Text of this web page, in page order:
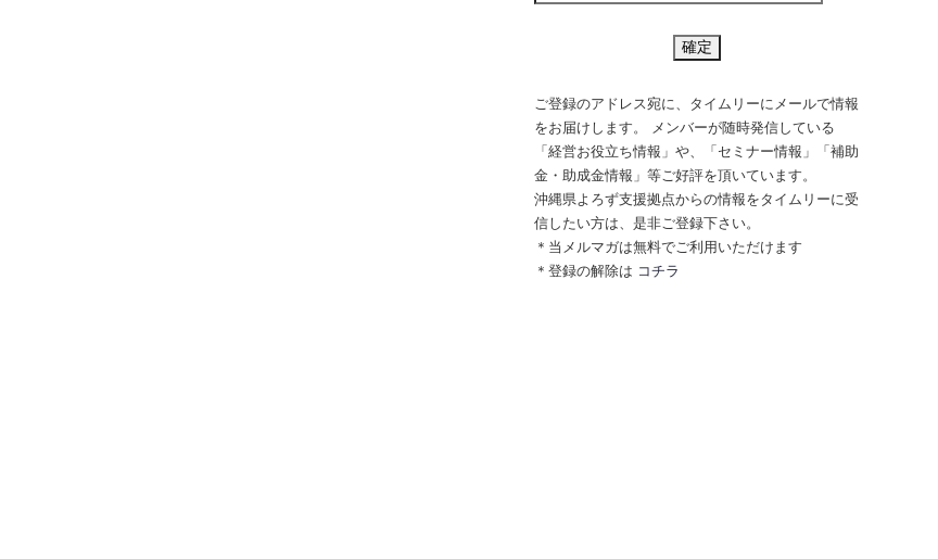
ご登録のアドレス宛に、タイムリーにメールで情報
をお届けします。 メンバーが随時発信している
「経営お役立ち情報」や、「セミナー情報」「補助
金・助成金情報」等ご好評を頂いています。
沖縄県よろず支援拠点からの情報をタイムリーに受
信したい方は、是非ご登録下さい。
＊当メルマガは無料でご利用いただけます
＊登録の解除は コチラ